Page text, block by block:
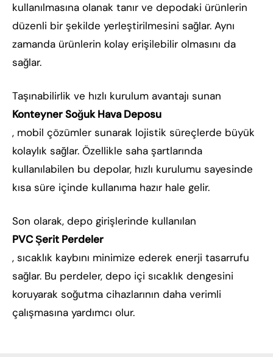
kullanılmasına olanak tanır ve depodaki ürünlerin
düzenli bir şekilde yerleştirilmesini sağlar. Aynı
zamanda ürünlerin kolay erişilebilir olmasını da
sağlar.
Taşınabilirlik ve hızlı kurulum avantajı sunan
Konteyner Soğuk Hava Deposu
, mobil çözümler sunarak lojistik süreçlerde büyük
kolaylık sağlar. Özellikle saha şartlarında
kullanılabilen bu depolar, hızlı kurulumu sayesinde
kısa süre içinde kullanıma hazır hale gelir.
Son olarak, depo girişlerinde kullanılan
PVC Şerit Perdeler
, sıcaklık kaybını minimize ederek enerji tasarrufu
sağlar. Bu perdeler, depo içi sıcaklık dengesini
koruyarak soğutma cihazlarının daha verimli
çalışmasına yardımcı olur.